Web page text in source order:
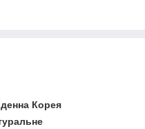
Корея